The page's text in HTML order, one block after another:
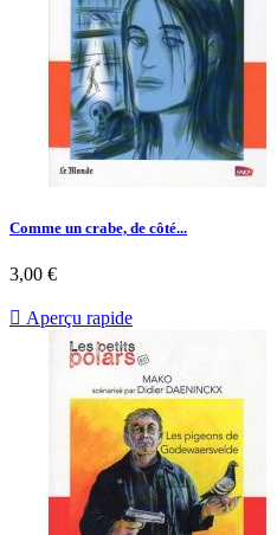
Comme un crabe, de côté...
Prix
3,00 €
 Aperçu rapide